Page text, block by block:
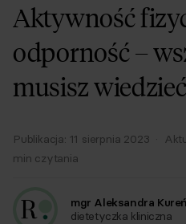
Aktywność
odporność –
musisz wiedzieć
Publikacja: 11 sierpnia 2023 ·
min czytania
mgr Aleksandra Kureń
dietetyczka kliniczna